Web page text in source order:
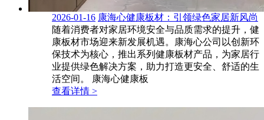
2026-01-16 康海心健康板材：引领绿色家居新风尚
随着消费者对家居环境安全与品质需求的提升，健
康板材市场迎来新发展机遇。康海心公司以创新环
保技术为核心，推出系列健康板材产品，为家居行
业提供绿色解决方案，助力打造更安全、舒适的生
活空间。 康海心健康板
查看详情 >